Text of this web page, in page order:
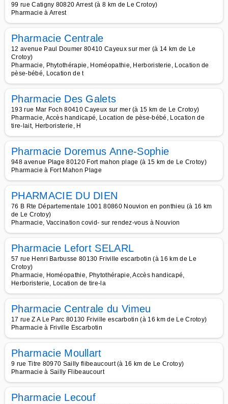
99 rue Catigny 80820 Arrest (à 8 km de Le Crotoy)
Pharmacie à Arrest
Pharmacie Centrale
12 avenue Paul Doumer 80410 Cayeux sur mer (à 14 km de Le
Crotoy)
Pharmacie, Phytothérapie, Homéopathie, Herboristerie, Location de
pèse-bébé, Location de t
Pharmacie Des Galets
193 rue Mar Foch 80410 Cayeux sur mer (à 15 km de Le Crotoy)
Pharmacie, Accès handicapé, Location de pèse-bébé, Location de
tire-lait, Herboristerie, H
Pharmacie Doremus Anne-Sophie
948 avenue Plage 80120 Fort mahon plage (à 15 km de Le Crotoy)
Pharmacie à Fort Mahon Plage
PHARMACIE DU DIEN
76 B Rte Départementale 1001 80860 Nouvion en ponthieu (à 16 km
de Le Crotoy)
Pharmacie, Vaccination covid- sur rendez-vous à Nouvion
Pharmacie Lefort SELARL
57 rue Henri Barbusse 80130 Friville escarbotin (à 16 km de Le
Crotoy)
Pharmacie, Homéopathie, Phytothérapie, Accès handicapé,
Herboristerie, Location de tire-la
Pharmacie Centrale du Vimeu
17 rue Z A Le Parc 80130 Friville escarbotin (à 16 km de Le Crotoy)
Pharmacie à Friville Escarbotin
Pharmacie Moullart
9 rue Titre 80970 Sailly flibeaucourt (à 16 km de Le Crotoy)
Pharmacie à Sailly Flibeaucourt
Pharmacie Lecouf